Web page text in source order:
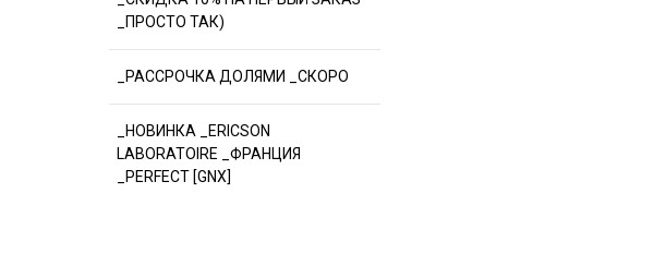
_ПРОСТО ТАК)
_РАССРОЧКА ДОЛЯМИ _СКОРО
_НОВИНКА _ERICSON
LABORATOIRE _ФРАНЦИЯ
_PERFECT [GNX]